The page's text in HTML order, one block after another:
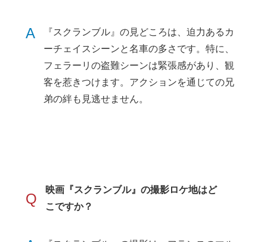
A
『スクランブル』の見どころは、迫力あるカ
ーチェイスシーンと名車の多さです。特に、
フェラーリの盗難シーンは緊張感があり、観
客を惹きつけます。アクションを通じての兄
弟の絆も見逃せません。
Q
映画『スクランブル』の撮影ロケ地はど
こですか？